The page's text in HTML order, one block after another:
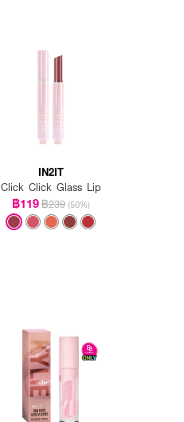
IN2IT
Click Click Glass Lip
฿119฿239 (50%)